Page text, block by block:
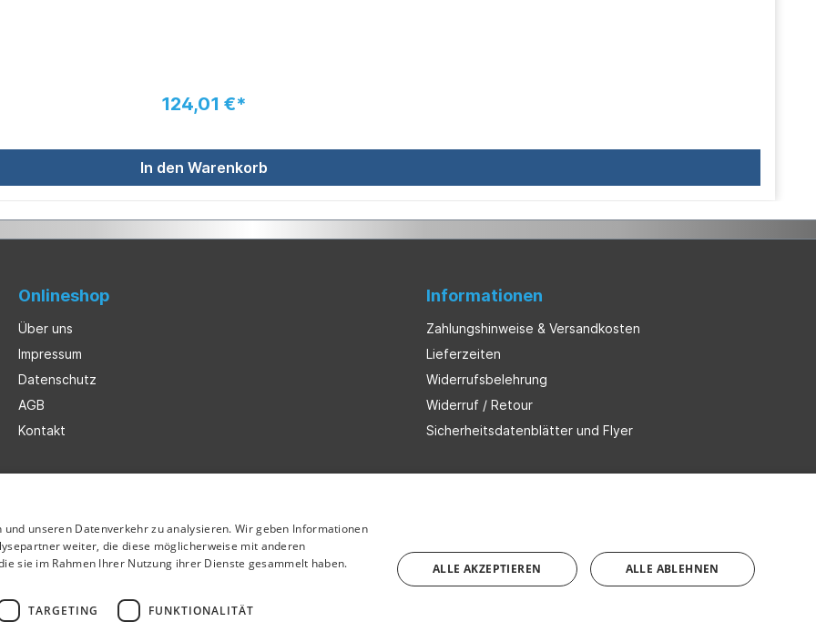
124,01 €*
In den Warenkorb
Onlineshop
Über uns
Impressum
Datenschutz
AGB
Kontakt
Informationen
Zahlungshinweise & Versandkosten
Lieferzeiten
Widerrufsbelehrung
Widerruf / Retour
Sicherheitsdatenblätter und Flyer
zzgl. Versandkostenund ggf. Nachnahmegebühren, wenn nicht anders angegeben.
unseren Datenverkehr zu analysieren. Wir geben Informationen
weiter, die diese möglicherweise mit anderen
sie im Rahmen Ihrer Nutzung ihrer Dienste gesammelt haben.
TARGETING FUNKTIONALITÄT
ALLE AKZEPTIEREN ALLE ABLEHNEN